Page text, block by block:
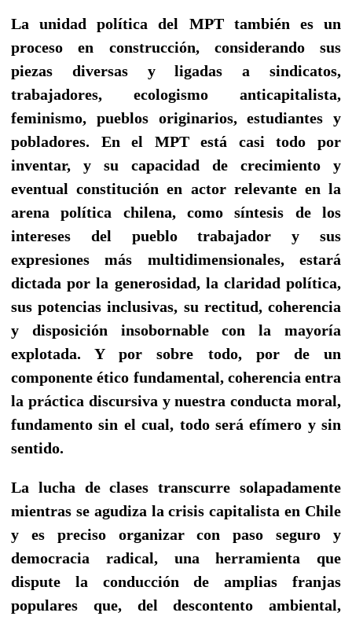
La unidad política del MPT también es un
proceso en construcción, considerando sus
piezas diversas y ligadas a sindicatos,
trabajadores, ecologismo anticapitalista,
feminismo, pueblos originarios, estudiantes y
pobladores. En el MPT está casi todo por
inventar, y su capacidad de crecimiento y
eventual constitución en actor relevante en la
arena política chilena, como síntesis de los
intereses del pueblo trabajador y sus
expresiones más multidimensionales, estará
dictada por la generosidad, la claridad política,
sus potencias inclusivas, su rectitud, coherencia
y disposición insobornable con la mayoría
explotada. Y por sobre todo, por de un
componente ético fundamental, coherencia entra
la práctica discursiva y nuestra conducta moral,
fundamento sin el cual, todo será efímero y sin
sentido.
La lucha de clases transcurre solapadamente
mientras se agudiza la crisis capitalista en Chile
y es preciso organizar con paso seguro y
democracia radical, una herramienta que
dispute la conducción de amplias franjas
populares que, del descontento ambiental,